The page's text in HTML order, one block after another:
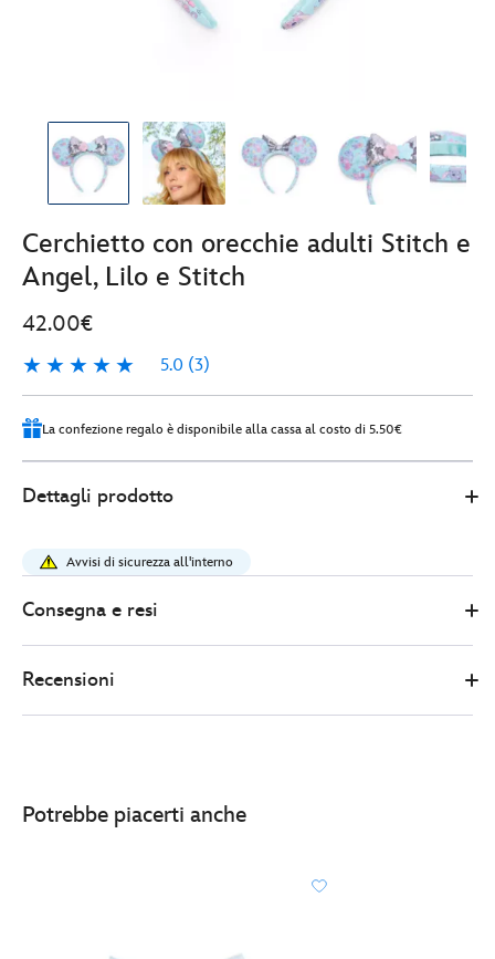
Cerchietto con orecchie adulti Stitch e
Angel, Lilo e Stitch
42.00€
5.0 (3)
5.0
3
La confezione regalo è disponibile alla cassa al costo di 5.50€
42.00
orecchie-
adulti-
angel-
lilo-
http://schema.org/InStock
Dettagli prodotto
Avvisi di sicurezza all'interno
Consegna e resi
Recensioni
Potrebbe piacerti anche